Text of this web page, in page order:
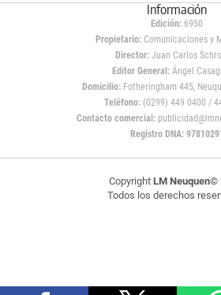
Información
Edición: 6950
Propietario:Comunicaciones y
Director: Juan Carlos
Editor General:Ángel
Domicilio:Fotheringham 445,
Teléfono: (0299) 449 0400 /
Contacto comercial:
Registro DNA:
Copyright LM Neuquen©
Todos los derechos